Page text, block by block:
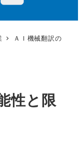
ＡＩ機械翻訳の
性と限